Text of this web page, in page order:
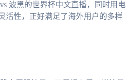
波黑的世界杯中文直播，同时用电
活性，正好满足了海外用户的多样